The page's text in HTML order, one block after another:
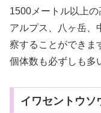
1500メートル以上
アルプス、八ヶ岳、
察することができま
個体数も必ずしも多
イワセントウソ